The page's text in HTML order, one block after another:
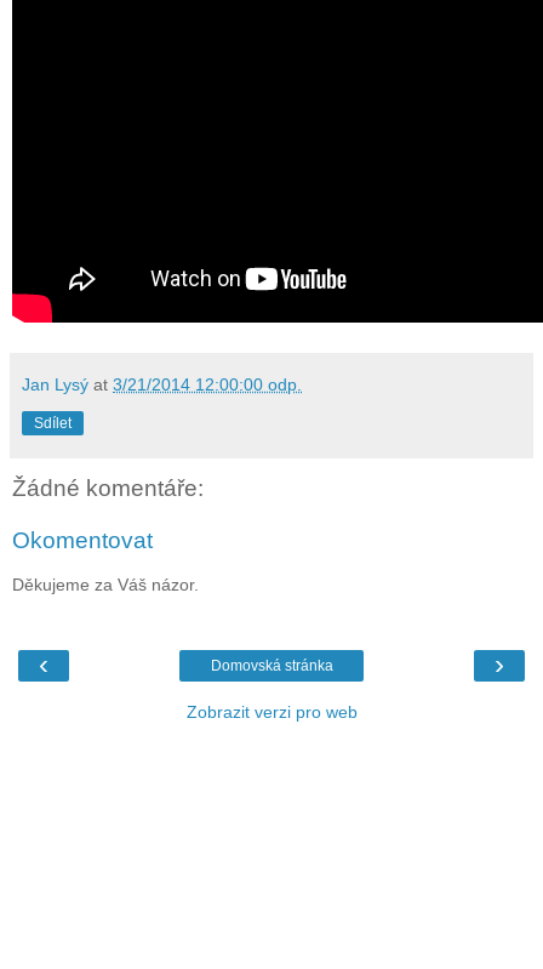
Jan Lysý at 3/21/2014 12:00:00 odp.
Sdílet
Žádné komentáře:
Okomentovat
Děkujeme za Váš názor.
‹ ›
Domovská stránka
Zobrazit verzi pro web